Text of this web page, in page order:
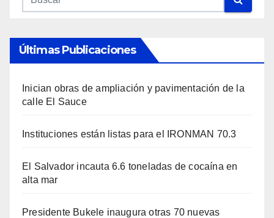
Últimas Publicaciones
Inician obras de ampliación y pavimentación de la
calle El Sauce
Instituciones están listas para el IRONMAN 70.3
El Salvador incauta 6.6 toneladas de cocaína en
alta mar
Presidente Bukele inaugura otras 70 nuevas